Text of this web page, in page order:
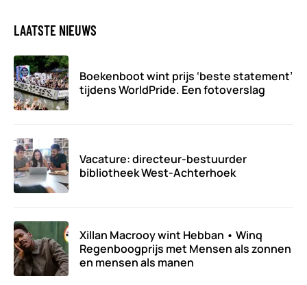
LAATSTE NIEUWS
Boekenboot wint prijs ‘beste statement’
tijdens WorldPride. Een fotoverslag
Vacature: directeur-bestuurder
bibliotheek West-Achterhoek
Xillan Macrooy wint Hebban • Winq
Regenboogprijs met Mensen als zonnen
en mensen als manen